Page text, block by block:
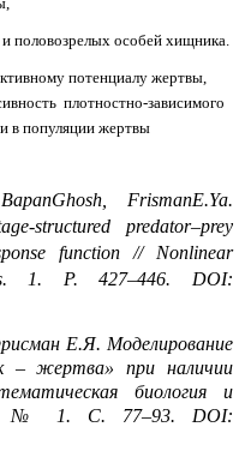
половозрелых особей хищника.
потенциалу жертвы,
плотностно-зависимого
в популяции жертвы
BapanGhosh FrismanE.Ya.
structured predator–prey
function // Nonlinear
1. P. 427–446. DOI:
Е.Я. Моделирование
– жертва» при наличии
биология и
№ 1. С. 77–93. DOI: